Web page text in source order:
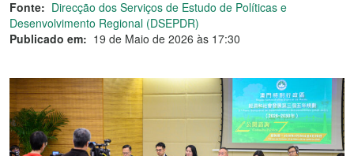
Fonte: Direcção dos Serviços de Estudo de Políticas e
Desenvolvimento Regional (DSEPDR)
Publicado em: 19 de Maio de 2026 às 17:30